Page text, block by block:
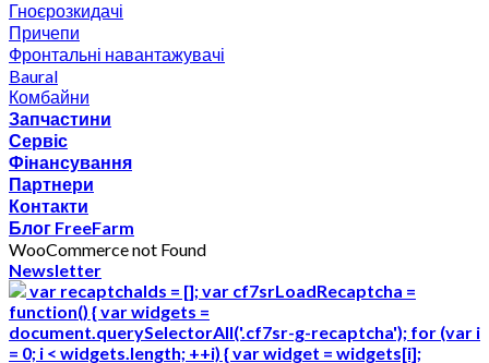
Гноєрозкидачі
Причепи
Фронтальні навантажувачі
Baural
Комбайни
Запчастини
Сервіс
Фінансування
Партнери
Контакти
Блог FreeFarm
WooCommerce not Found
Newsletter
var recaptchaIds = []; var cf7srLoadRecaptcha =
function() { var widgets =
document.querySelectorAll('.cf7sr-g-recaptcha'); for (var i
= 0; i < widgets.length; ++i) { var widget = widgets[i];